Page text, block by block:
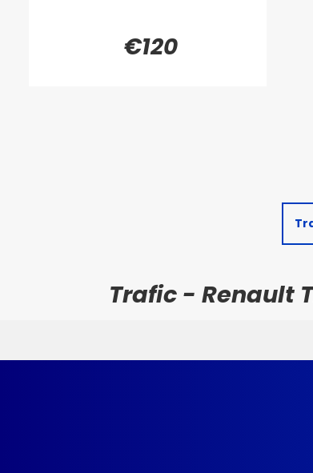
€120
Trafic - Renault